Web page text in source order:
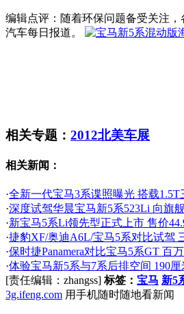
编辑点评：随着环保问题备受关注
汽车每日报道。
相关专题： 2012北美车展
相关新闻：
·全新一代宝马3系谍照曝光 搭载1.5T
·深度试驾华晨宝马新5系523Li 向旗
·新宝马5系Li领先型正式上市 售价
·捷豹XF/奥迪A6L/宝马5系对比试驾
·保时捷Panamera对比宝马5系GT 百
·体验宝马新5系与7系后排空间 190
[责任编辑：zhangss] 标签： 宝马 新5
3g.ifeng.com 用手机随时随地看新闻